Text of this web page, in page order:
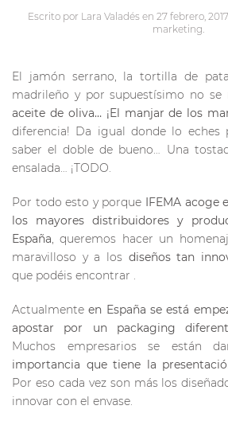
Escrito por Lara Valadésen 27 febrero, 2017
marketing.
El jamón serrano, la tortilla de
madrileño y por supuestísimo no se
aceite de oliva… ¡El manjar de los
diferencia! Da igual donde lo
saber el doble de bueno… Una
ensalada… ¡TODO.
Por todo esto y porque IFEMA acoge
los mayores distribuidores y
España, queremos hacer un
maravilloso y a losdiseños tan
que podéis encontrar .
Actualmenteen España se está
apostar por un packaging
Muchos empresarios se están
importancia que tiene la
Por eso cada vez son más los
innovar con el envase.